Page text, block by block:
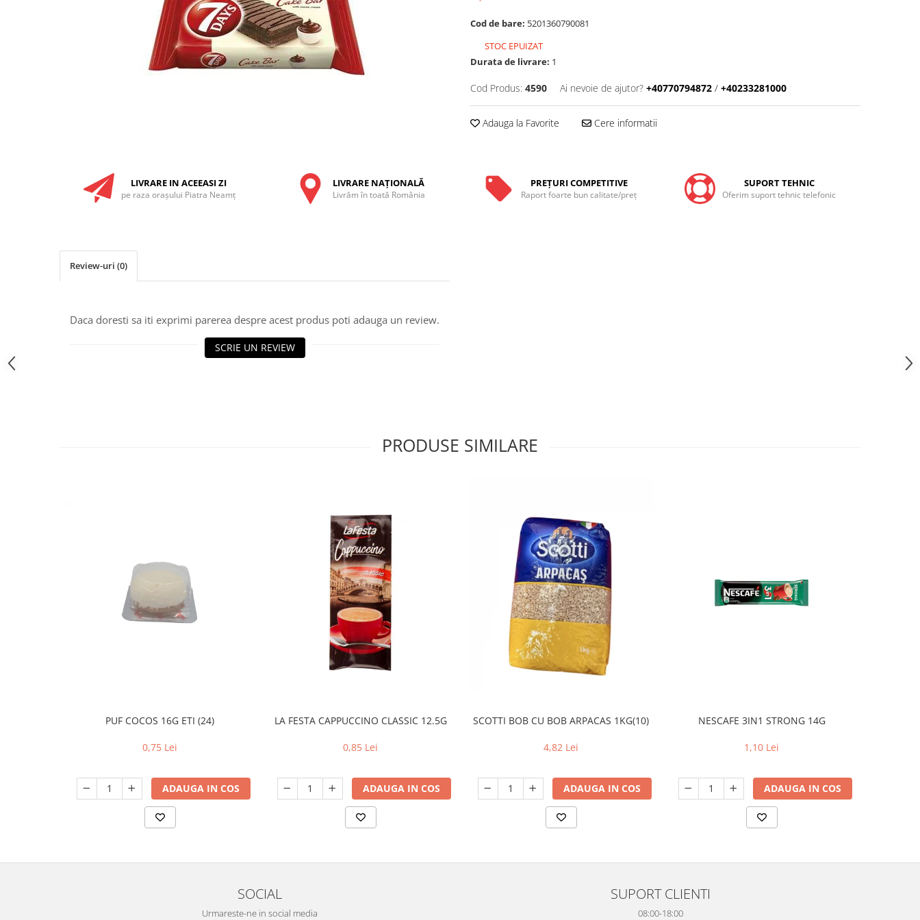
Cod de bare: 5201360790081
STOC EPUIZAT
Durata de livrare: 1
Cod Produs: 4590 Ai nevoie de ajutor? +40770794872 / +40233281000
Adauga la Favorite Cere informatii
LIVRARE IN ACEEASI ZI
pe raza oraşului Piatra Neamţ
LIVRARE NAŢIONALĂ
Livrăm în toată România
PREŢURI COMPETITIVE
Raport foarte bun calitate/preţ
SUPORT TEHNIC
Oferim suport tehnic telefonic
Review-uri (0)
Daca doresti sa iti exprimi parerea despre acest produs poti adauga un review.
SCRIE UN REVIEW
PRODUSE SIMILARE
PUF COCOS 16G ETI (24)
0,75 Lei
ADAUGA IN COS
LA FESTA CAPPUCCINO CLASSIC 12.5G
0,85 Lei
ADAUGA IN COS
SCOTTI BOB CU BOB ARPACAS 1KG(10)
4,82 Lei
ADAUGA IN COS
NESCAFE 3IN1 STRONG 14G
1,10 Lei
ADAUGA IN COS
SOCIAL
Urmareste-ne in social media
SUPORT CLIENTI
08:00-18:00